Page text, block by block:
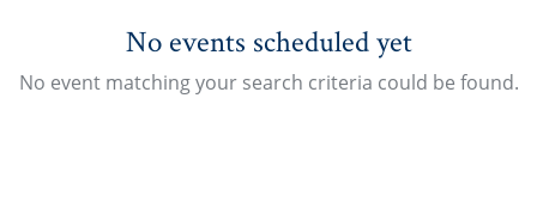
No events scheduled yet
No event matching your search criteria could be found.